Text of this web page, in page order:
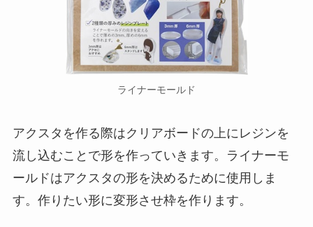
ライナーモールド
アクスタを作る際はクリアボードの上にレジンを
流し込むことで形を作っていきます。ライナーモ
ールドはアクスタの形を決めるために使用しま
す。作りたい形に変形させ枠を作ります。